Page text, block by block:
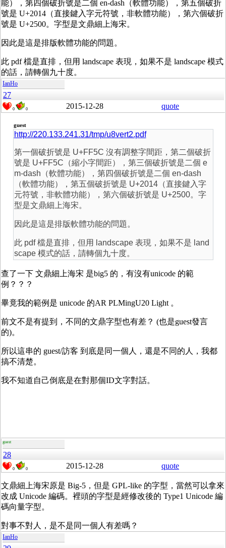
能），第四個破折號是二個 en-dash（軟體功能），第五個破折
號是 U+2014（直接鍵入字元符號，非軟體功能），第六個破折
號是 U+2500。字型是文鼎細上海宋。
因此是這是排版軟體功能的問題。
此 pdf 檔是直排，但用 landscape 表現，如果不是 landscape 模式
的話，請轉個九十度。
IanHo
27
0 0 2015-12-28 quote
guest
http://220.133.241.31/tmp/u8vert2.pdf
第一個破折號是 U+FF5C 沒有調整字間距，第二個破折
號是 U+FF5C（縮小字間距），第三個破折號是二個 e
m-dash（軟體功能），第四個破折號是二個 en-dash
（軟體功能），第五個破折號是 U+2014（直接鍵入字
元符號，非軟體功能），第六個破折號是 U+2500。字
型是文鼎細上海宋。
因此是這是排版軟體功能的問題。
此 pdf 檔是直排，但用 landscape 表現，如果不是 land
scape 模式的話，請轉個九十度。
查了一下 文鼎細上海宋 是big5 的，有沒有unicode 的範
例？？？
畢竟我的範例是 unicode 的AR PLMingU20 Light 。
前文不是有提到，不同的文鼎字型也有差？ (也是guest發言
的)。
所以這串的 guest/訪客 到底是同一個人，還是不同的人，我都
搞不清楚。
我不知道自己倒底是在對那個ID文字對話。
guest
28
0 0 2015-12-28 quote
文鼎細上海宋原是 Big-5，但是 GPL-like 的字型，當然可以拿來
改成 Unicode 編碼。裡頭的字型是經修改後的 Type1 Unicode 編
碼向量字型。
對事不對人，是不是同一個人有差嗎？
IanHo